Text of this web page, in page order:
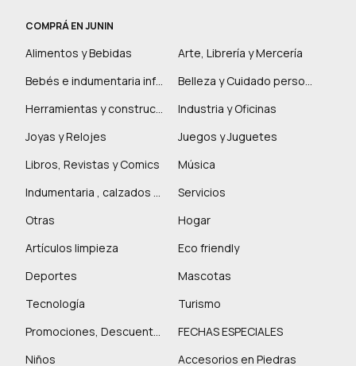
COMPRÁ EN JUNIN
Alimentos y Bebidas
Arte, Librería y Mercería
Bebés e indumentaria infantil
Belleza y Cuidado personal
Herramientas y construcción
Industria y Oficinas
Joyas y Relojes
Juegos y Juguetes
Libros, Revistas y Comics
Música
Indumentaria , calzados y marroquinería
Servicios
Otras
Hogar
Artículos limpieza
Eco friendly
Deportes
Mascotas
Tecnología
Turismo
Promociones, Descuentos y más
FECHAS ESPECIALES
Niños
Accesorios en Piedras